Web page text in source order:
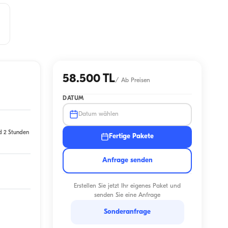
2 Stunden
58.500 TL/ Ab Preisen
DATUM
Datum wählen
Fertige Pakete
Anfrage senden
Erstellen Sie jetzt Ihr eigenes Paket und
senden Sie eine Anfrage
Sonderanfrage